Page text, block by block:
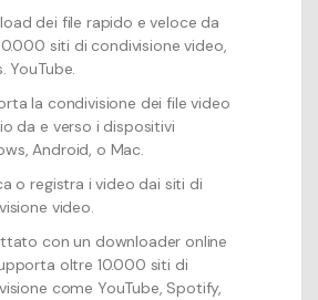
dei file rapido e veloce da
siti di condivisione video,
YouTube.
la condivisione dei file video
da e verso i dispositivi
Android, o Mac.
o registra i video dai siti di
video.
con un downloader online
oltre 10.000 siti di
come YouTube, Spotify,